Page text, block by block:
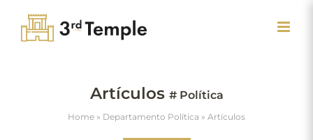
content
Artículos # Política
Home » Departamento Política » Artículos